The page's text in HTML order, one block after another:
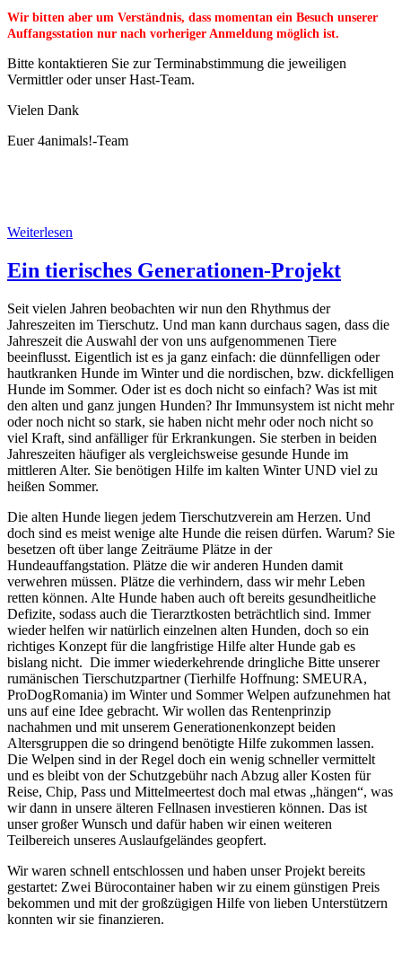
Wir bitten aber um Verständnis, dass momentan ein Besuch unserer
Auffangsstation nur nach vorheriger Anmeldung möglich ist.
Bitte kontaktieren Sie zur Terminabstimmung die jeweiligen
Vermittler oder unser Hast-Team.
Vielen Dank
Euer 4animals!-Team
Weiterlesen
Ein tierisches Generationen-Projekt
Seit vielen Jahren beobachten wir nun den Rhythmus der
Jahreszeiten im Tierschutz. Und man kann durchaus sagen, dass die
Jahreszeit die Auswahl der von uns aufgenommenen Tiere
beeinflusst. Eigentlich ist es ja ganz einfach: die dünnfelligen oder
hautkranken Hunde im Winter und die nordischen, bzw. dickfelligen
Hunde im Sommer. Oder ist es doch nicht so einfach? Was ist mit
den alten und ganz jungen Hunden? Ihr Immunsystem ist nicht mehr
oder noch nicht so stark, sie haben nicht mehr oder noch nicht so
viel Kraft, sind anfälliger für Erkrankungen. Sie sterben in beiden
Jahreszeiten häufiger als vergleichsweise gesunde Hunde im
mittleren Alter. Sie benötigen Hilfe im kalten Winter UND viel zu
heißen Sommer.
Die alten Hunde liegen jedem Tierschutzverein am Herzen. Und
doch sind es meist wenige alte Hunde die reisen dürfen. Warum? Sie
besetzen oft über lange Zeiträume Plätze in der
Hundeauffangstation. Plätze die wir anderen Hunden damit
verwehren müssen. Plätze die verhindern, dass wir mehr Leben
retten können. Alte Hunde haben auch oft bereits gesundheitliche
Defizite, sodass auch die Tierarztkosten beträchtlich sind. Immer
wieder helfen wir natürlich einzelnen alten Hunden, doch so ein
richtiges Konzept für die langfristige Hilfe alter Hunde gab es
bislang nicht. Die immer wiederkehrende dringliche Bitte unserer
rumänischen Tierschutzpartner (Tierhilfe Hoffnung: SMEURA,
ProDogRomania) im Winter und Sommer Welpen aufzunehmen hat
uns auf eine Idee gebracht. Wir wollen das Rentenprinzip
nachahmen und mit unserem Generationenkonzept beiden
Altersgruppen die so dringend benötigte Hilfe zukommen lassen.
Die Welpen sind in der Regel doch ein wenig schneller vermittelt
und es bleibt von der Schutzgebühr nach Abzug aller Kosten für
Reise, Chip, Pass und Mittelmeertest doch mal etwas „hängen“, was
wir dann in unsere älteren Fellnasen investieren können. Das ist
unser großer Wunsch und dafür haben wir einen weiteren
Teilbereich unseres Auslaufgeländes geopfert.
Wir waren schnell entschlossen und haben unser Projekt bereits
gestartet: Zwei Bürocontainer haben wir zu einem günstigen Preis
bekommen und mit der großzügigen Hilfe von lieben Unterstützern
konnten wir sie finanzieren.